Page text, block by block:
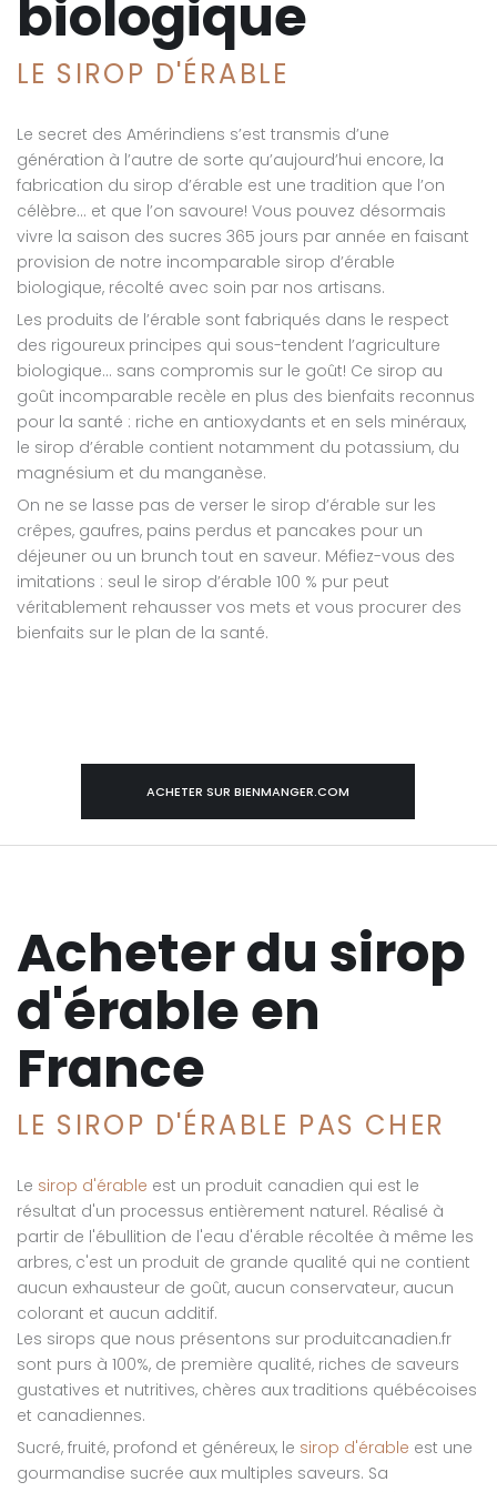
biologique
LE SIROP D'ÉRABLE
Le secret des Amérindiens s’est transmis d’une
génération à l’autre de sorte qu’aujourd’hui encore, la
fabrication du sirop d’érable est une tradition que l’on
célèbre… et que l’on savoure! Vous pouvez désormais
vivre la saison des sucres 365 jours par année en faisant
provision de notre incomparable sirop d’érable
biologique, récolté avec soin par nos artisans.
Les produits de l’érable sont fabriqués dans le respect
des rigoureux principes qui sous-tendent l’agriculture
biologique… sans compromis sur le goût! Ce sirop au
goût incomparable recèle en plus des bienfaits reconnus
pour la santé : riche en antioxydants et en sels minéraux,
le sirop d’érable contient notamment du potassium, du
magnésium et du manganèse.
On ne se lasse pas de verser le sirop d’érable sur les
crêpes, gaufres, pains perdus et pancakes pour un
déjeuner ou un brunch tout en saveur. Méfiez-vous des
imitations : seul le sirop d’érable 100 % pur peut
véritablement rehausser vos mets et vous procurer des
bienfaits sur le plan de la santé.
ACHETER SUR BIENMANGER.COM
Acheter du sirop
d'érable en
France
LE SIROP D'ÉRABLE PAS CHER
Le sirop d'érable est un produit canadien qui est le
résultat d'un processus entièrement naturel. Réalisé à
partir de l'ébullition de l'eau d'érable récoltée à même les
arbres, c'est un produit de grande qualité qui ne contient
aucun exhausteur de goût, aucun conservateur, aucun
colorant et aucun additif.
Les sirops que nous présentons sur produitcanadien.fr
sont purs à 100%, de première qualité, riches de saveurs
gustatives et nutritives, chères aux traditions québécoises
et canadiennes.
Sucré, fruité, profond et généreux, le sirop d'érable est une
gourmandise sucrée aux multiples saveurs. Sa